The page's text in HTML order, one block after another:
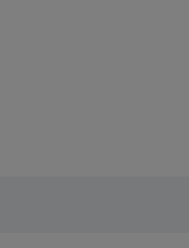
aan je favorieten